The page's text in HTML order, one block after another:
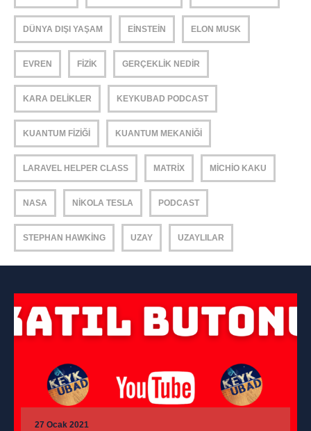
DÜNYA DIŞI YAŞAM EINSTEIN ELON MUSK
EVREN FIZIK GERÇEKLIK NEDIR
KARA DELIKLER KEYKUBAD PODCAST
KUANTUM FIZIĞI KUANTUM MEKANIĞI
LARAVEL HELPER CLASS MATRIX MICHIO KAKU
NASA NIKOLA TESLA PODCAST
STEPHAN HAWKING UZAY UZAYLILAR
27 Ocak 2021